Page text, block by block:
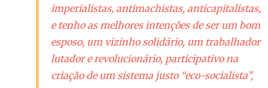
imperialistas, antimachistas, anticapitalistas,
e tenho as melhores intenções de ser um bom
esposo, um vizinho solidário, um trabalhador
lutador e revolucionário, participativo na
criação de um sistema justo “eco-socialista”,